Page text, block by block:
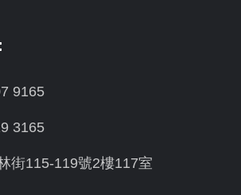
9165
3165
街115-119號2樓117室